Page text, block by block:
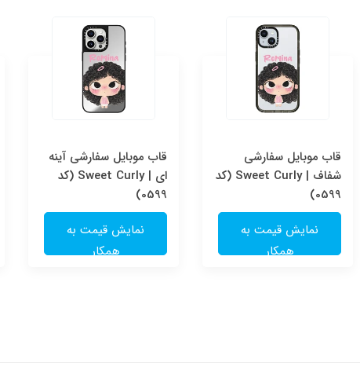
قاب موبایل سفارشی
شفاف | Sweet Curly (کد
0599)
نمایش قیمت به
همکار
قاب موبایل سفارشی آینه
ای | Sweet Curly (کد
0599)
نمایش قیمت به
همکار